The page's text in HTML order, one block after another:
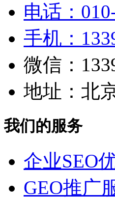
电话：
手机：
微信：
地址：北
我们的服务
企业SEO
GEO推广